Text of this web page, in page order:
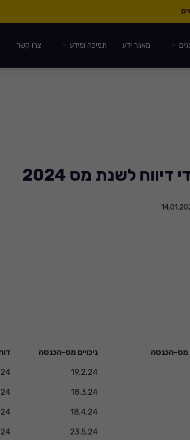
מאגר ידע תמיכה ומידע צרו קשר
דיווח לשנת מס 2024
מס-הכנסה ניכויים מס-הכנסה
19.2.24
18.3.24
18.4.24
23.5.24